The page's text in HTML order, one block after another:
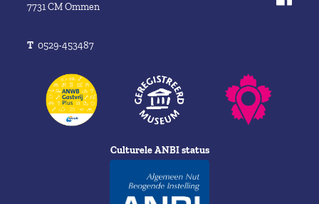
7731 CM Ommen
T 0529-453487
Culturele ANBI status